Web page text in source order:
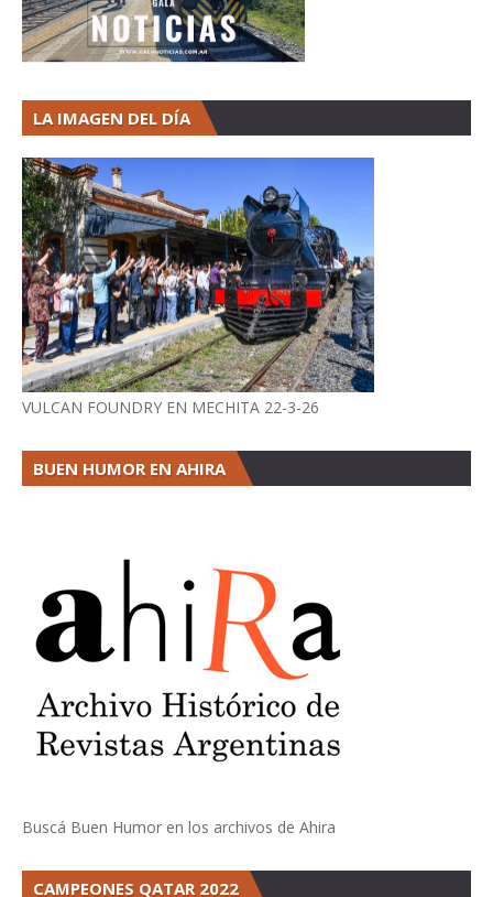
LA IMAGEN DEL DÍA
VULCAN FOUNDRY EN MECHITA 22-3-26
BUEN HUMOR EN AHIRA
Buscá Buen Humor en los archivos de Ahira
CAMPEONES QATAR 2022